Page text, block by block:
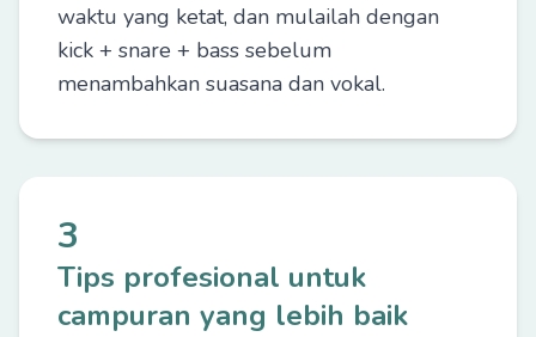
waktu yang ketat, dan mulailah dengan
kick + snare + bass sebelum
menambahkan suasana dan vokal.
3
Tips profesional untuk
campuran yang lebih baik